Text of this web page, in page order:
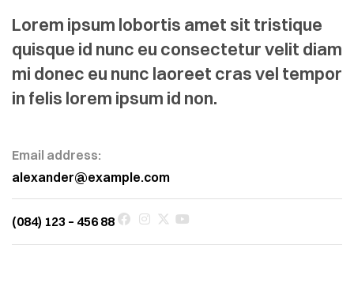
Lorem ipsum lobortis amet sit tristique
quisque id nunc eu consectetur velit diam
mi donec eu nunc laoreet cras vel tempor
in felis lorem ipsum id non.
Email address:
alexander@example.com
(084) 123 – 456 88